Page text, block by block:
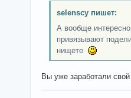
selenscy пишет:
А вообще
привязывают
нищете
Вы уже заработали